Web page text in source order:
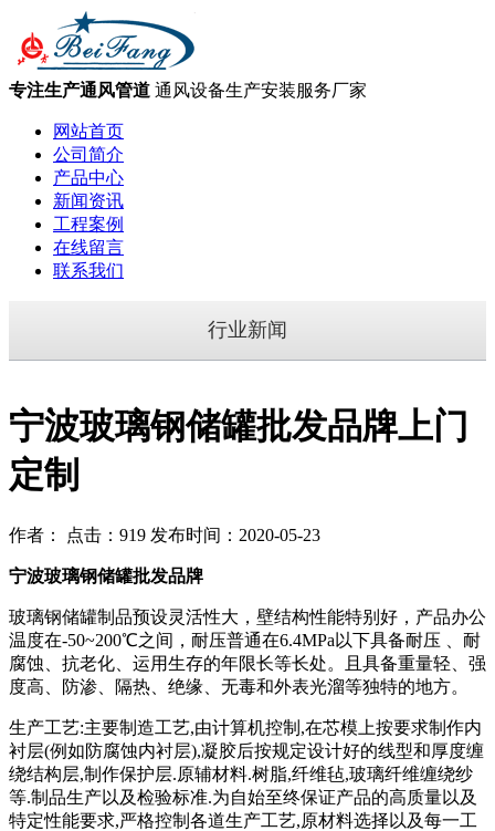
专注生产通风管道 通风设备生产安装服务厂家
网站首页
公司简介
产品中心
新闻资讯
工程案例
在线留言
联系我们
行业新闻
宁波玻璃钢储罐批发品牌上门
定制
作者： 点击：919 发布时间：2020-05-23
宁波玻璃钢储罐批发品牌
玻璃钢储罐制品预设灵活性大，壁结构性能特别好，产品办公
温度在-50~200℃之间，耐压普通在6.4MPa以下具备耐压 、耐
腐蚀、抗老化、运用生存的年限长等长处。且具备重量轻、强
度高、防渗、隔热、绝缘、无毒和外表光溜等独特的地方。
生产工艺:主要制造工艺,由计算机控制,在芯模上按要求制作内
衬层(例如防腐蚀内衬层),凝胶后按规定设计好的线型和厚度缠
绕结构层,制作保护层.原辅材料.树脂,纤维毡,玻璃纤维缠绕纱
等.制品生产以及检验标准.为自始至终保证产品的高质量以及
特定性能要求,严格控制各道生产工艺,原材料选择以及每一工